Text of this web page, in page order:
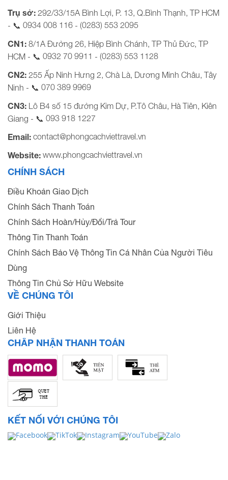
Trụ sở: 292/33/15A Bình Lợi, P. 13, Q.Bình Thạnh, TP HCM
- 📞 0934 008 116 - (0283) 553 2095
CN1: 8/1A Đường 26, Hiệp Bình Chánh, TP Thủ Đức, TP
HCM - 📞 0932 70 9911 - (0283) 553 1128
CN2: 255 Ấp Ninh Hưng 2, Chà Là, Dương Minh Châu, Tây
Ninh - 📞 070 389 9969
CN3: Lô B4 số 15 đường Kim Dự, P.Tô Châu, Hà Tiên, Kiên
Giang - 📞 093 918 1227
Email: contact@phongcachviettravel.vn
Website: www.phongcachviettravel.vn
CHÍNH SÁCH
Điều Khoản Giao Dịch
Chính Sách Thanh Toán
Chính Sách Hoàn/Hủy/Đổi/Trả Tour
Thông Tin Thanh Toán
Chính Sách Bảo Vệ Thông Tin Cá Nhân Của Người Tiêu
Dùng
Thông Tin Chủ Sở Hữu Website
VỀ CHÚNG TÔI
Giới Thiệu
Liên Hệ
CHẤP NHẬN THANH TOÁN
KẾT NỐI VỚI CHÚNG TÔI